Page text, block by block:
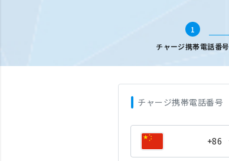
1
チャージ携帯電話番号
チャージ携帯電話番号
+86